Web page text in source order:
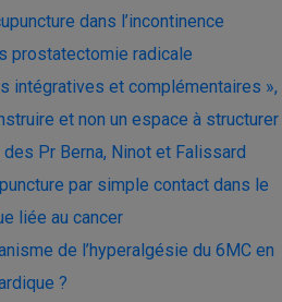
dans l’incontinence
prostatectomie radicale
intégratives et complémentaires »,
et non un espace à structurer
Pr Berna, Ninot et Falissard
par simple contact dans le
liée au cancer
de l’hyperalgésie du 6MC en
?